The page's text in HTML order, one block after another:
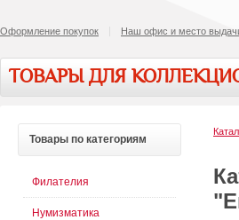
Оформление покупок Наш офис и место
ТОВАРЫ ДЛЯ
Товары по категориям
Филателия
Нумизматика